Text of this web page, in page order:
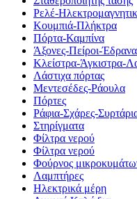
Ρελέ-
Κουμπιά-Πλήκτρα
Πόρτα-Καμπίνα
Άξονες-Πείροι-Έδρανα
Κλείστρα-Άγκιστρα-
Λάστιχα πόρτας
Μεντεσέδες-Ράουλα
Πόρτες
Ράφια-Σχάρες-
Στηρίγματα
Φίλτρα νερού
Φίλτρα νερού
Φούρνος
Λαμπτήρες
Ηλεκτρικά μέρη